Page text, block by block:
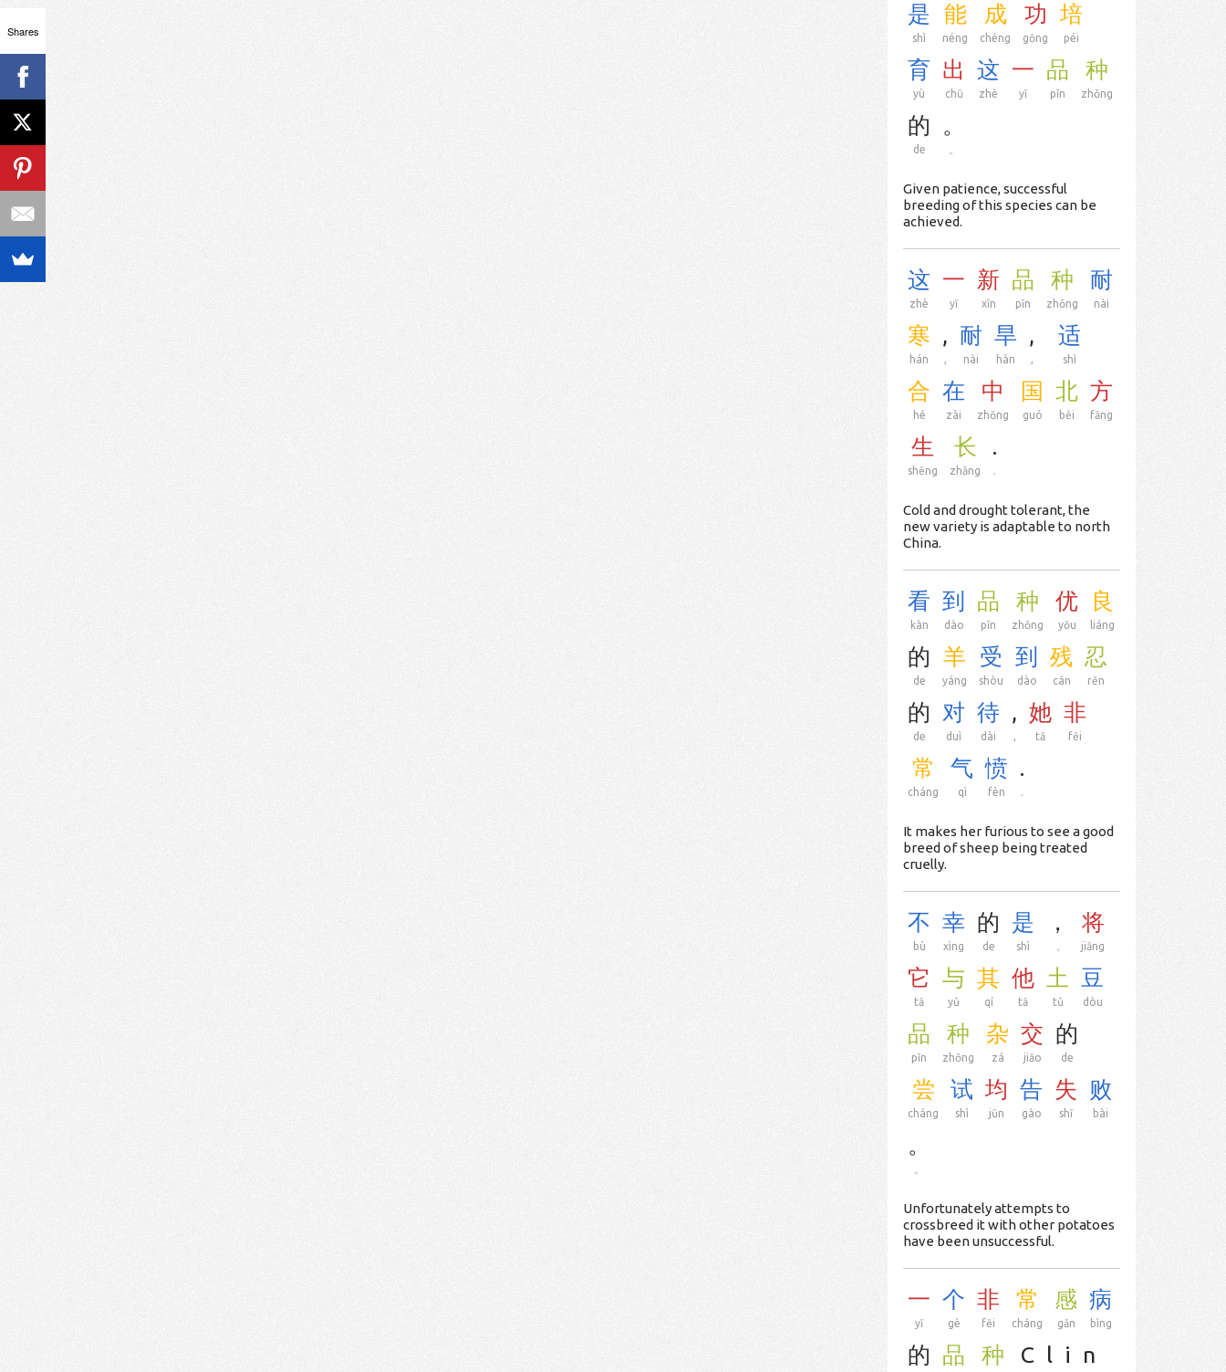
是
shì
能
néng
成
chéng
功
gōng
培
péi
育
yù
出
chū
这
zhè
一
yī
品
pǐn
种
zhǒng
的
de
。
Given patience, successful
breeding of this species can be
achieved.
这
zhè
一
yī
新
xīn
品
pǐn
种
zhǒng
耐
nài
寒
hán
,
,
耐
nài
旱
hàn
,
,
适
shì
合
hé
在
zài
中
zhōng
国
guó
北
běi
方
fāng
生
shēng
长
zhǎng
.
.
Cold and drought tolerant, the
new variety is adaptable to north
China.
看
kàn
到
dào
品
pǐn
种
zhǒng
优
yōu
良
liáng
的
de
羊
yáng
受
shòu
到
dào
残
cán
忍
rěn
的
de
对
duì
待
dài
,
,
她
tā
非
fēi
常
cháng
气
qì
愤
fèn
.
.
It makes her furious to see a good
breed of sheep being treated
cruelly.
不
bù
幸
xìng
的
de
是
shì
，
，
将
jiāng
它
tā
与
yǔ
其
qí
他
tā
土
tǔ
豆
dòu
品
pǐn
种
zhǒng
杂
zá
交
jiāo
的
de
尝
cháng
试
shì
均
jūn
告
gào
失
shī
败
bài
。
Unfortunately attempts to
crossbreed it with other potatoes
have been unsuccessful.
一
yī
个
gè
非
fēi
常
cháng
感
gǎn
病
bìng
的 品 种 C l i n
Shares